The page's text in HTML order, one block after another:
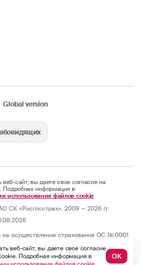
Global version
сайт, вы даете свое согласие на
Подробная информация в
использования файлов cookie
СК «Росгосстрах». 2009 — 2026 гг.
на осуществление страхования ОС № 0001
перестрахования ПС № 0001 от
г. Москва, ул. Киевская, д. 7, к. 1
веб-сайт, вы даете свое согласие
Подробная информация в
ОК